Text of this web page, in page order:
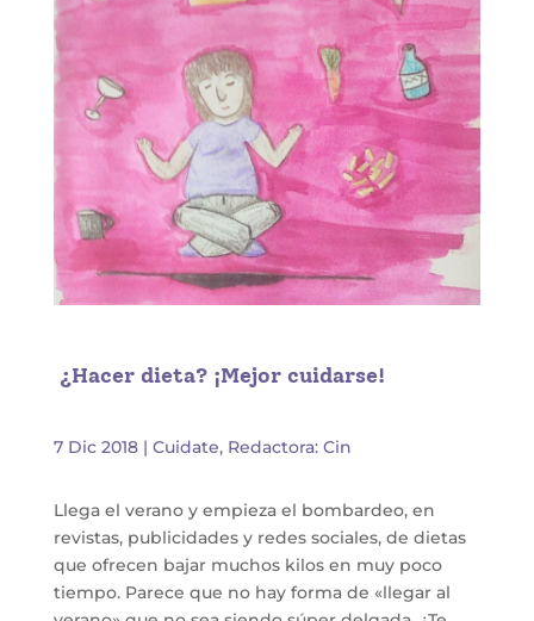
¿Hacer dieta? ¡Mejor cuidarse!
7 Dic 2018| Cuidate, Redactora: Cin
Llega el verano y empieza el bombardeo, en
revistas, publicidades y redes sociales, de dietas
que ofrecen bajar muchos kilos en muy poco
tiempo. Parece que no hay forma de «llegar al